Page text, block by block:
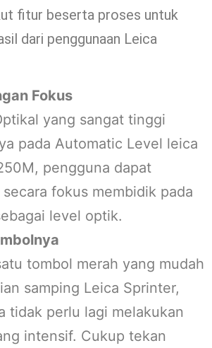
fitur beserta proses untuk
dari penggunaan Leica
Fokus
yang sangat tinggi
pada Automatic Level leica
pengguna dapat
fokus membidik pada
level optik.
tombol merah yang mudah
samping Leica Sprinter,
tidak perlu lagi melakukan
intensif. Cukup tekan